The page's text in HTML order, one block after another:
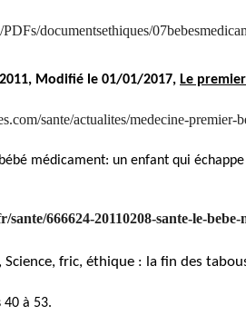
documentsethiques/
Modifié le 01/01/2017, Le
sante/actualites/medecine-premier-
médicament: un enfant qui
666624-20110208-sante-le-
, Science, fric, éthique : la fin des
40 à 53.